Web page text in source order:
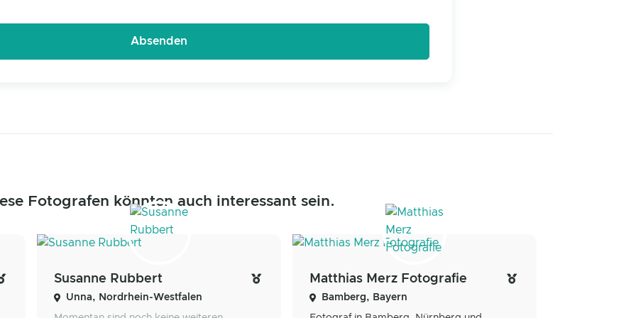
Fotografen könnten auch interessant sein.
Susanne Rubbert
Unna, Nordrhein-Westfalen
Matthias Merz Fotografie
Bamberg, Bayern